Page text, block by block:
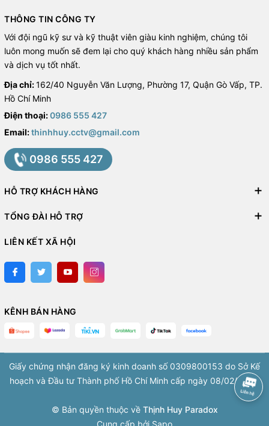
THÔNG TIN CÔNG TY
Với đội ngũ kỹ sư và kỹ thuật viên giàu kinh nghiệm, chúng tôi
luôn mong muốn sẽ đem lại cho quý khách hàng nhiều sản phẩm
và dịch vụ tốt nhất.
Địa chỉ:162/40 Nguyễn Văn Lượng, Phường 17, Quận Gò Vấp, TP.
Hồ Chí Minh
Điện thoại:0986 555 427
Email:thinhhuy.cctv@gmail.com
0986 555 427
HỖ TRỢ KHÁCH HÀNG
TỔNG ĐÀI HỖ TRỢ
LIÊN KẾT XÃ HỘI
KÊNH BÁN HÀNG
Giấy chứng nhận đăng ký kinh doanh số 0309800153 do Sở Kế
hoạch và Đầu tư Thành phố Hồ Chí Minh cấp ngày 08/02/2010.
© Bản quyền thuộc về Thịnh Huy Paradox
Cung cấp bởi Sapo